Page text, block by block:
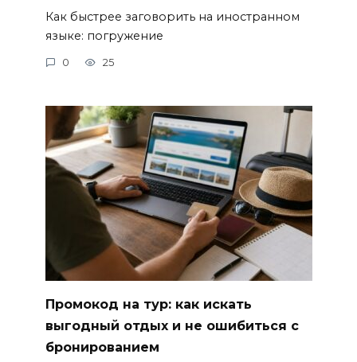
Как быстрее заговорить на иностранном
языке: погружение
0 25
Промокод на тур: как искать
выгодный отдых и не ошибиться с
бронированием